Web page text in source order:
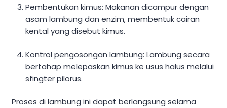
Pembentukan kimus: Makanan dicampur dengan
asam lambung dan enzim, membentuk cairan
kental yang disebut kimus.
Kontrol pengosongan lambung: Lambung secara
bertahap melepaskan kimus ke usus halus melalui
sfingter pilorus.
Proses di lambung ini dapat berlangsung selama